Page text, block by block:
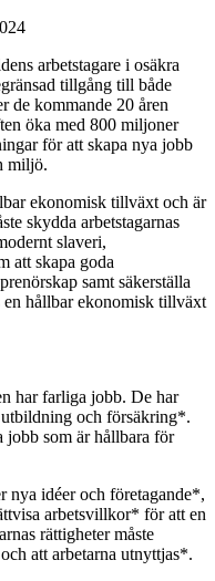
arbetstagare i osäkra
tillgång till både
de kommande 20 åren
öka med 800 miljoner
för att skapa nya jobb
miljö.
ekonomisk tillväxt och är
skydda arbetstagarnas
slaveri,
att skapa goda
samt säkerställa
hållbar ekonomisk tillväxt
har farliga jobb. De har
och försäkring*.
som är hållbara för
nya idéer och företagande*,
arbetsvillkor* för att en
rättigheter måste
att arbetarna utnyttjas*.